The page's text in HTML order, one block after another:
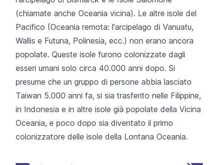
(chiamate anche Oceania vicina). Le altre isole del
Pacifico (Oceania remota: l'arcipelago di Vanuatu,
Wallis e Futuna, Polinesia, ecc.) non erano ancora
popolate. Queste isole furono colonizzate dagli
esseri umani solo circa 40.000 anni dopo. Si
presume che un gruppo di persone abbia lasciato
Taiwan 5.000 anni fa, si sia trasferito nelle Filippine,
in Indonesia e in altre isole già popolate della Vicina
Oceania, e poco dopo sia diventato il primo
colonizzatore delle isole della Lontana Oceania.